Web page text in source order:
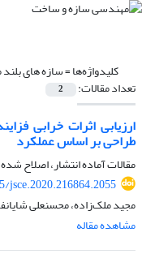
کلیدواژه‌ها =سازه های بلند
تعداد مقالات: 2
ارزیابی اثرات خرابی
طراحی بر اساس عملکرد
مقالات آماده انتشار، اصلاح
jsce.2020.216864.2055
مجید ملک‌زاده، محسنعلی
مشاهده مقاله